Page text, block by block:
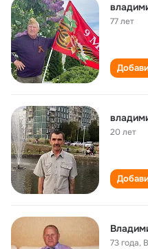
77 лет
20 лет
73 года,